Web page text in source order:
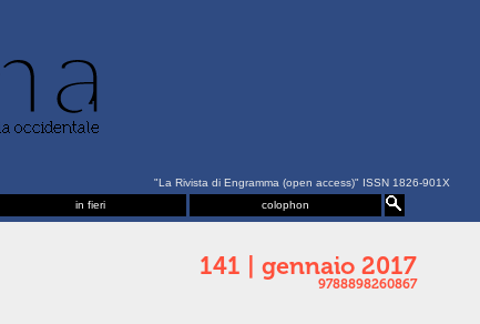
"La Rivista di Engramma (open access)" ISSN 1826-901X
in fieri colophon
141 | gennaio 2017
9788898260867